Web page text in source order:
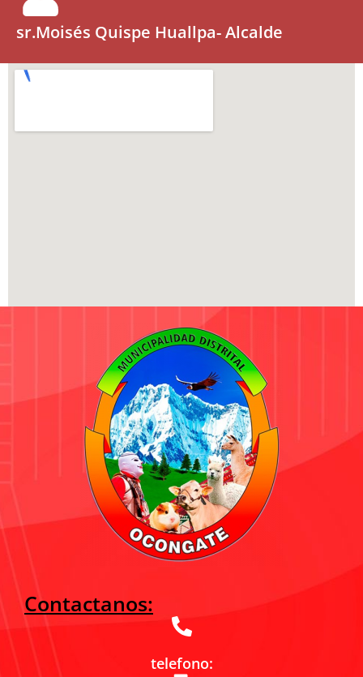
sr.Moisés Quispe Huallpa- Alcalde
Contactanos:
telefono: